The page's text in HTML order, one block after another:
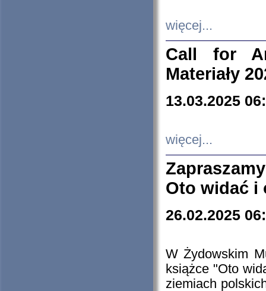
więcej...
Call for
Materiały
13.03.2025
więcej...
Oto widać i
26.02.2025
W Żydowskim
książce "Oto
ziemiach